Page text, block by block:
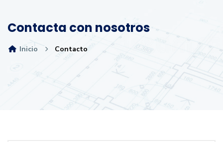
Contacta con nosotros
Inicio Contacto